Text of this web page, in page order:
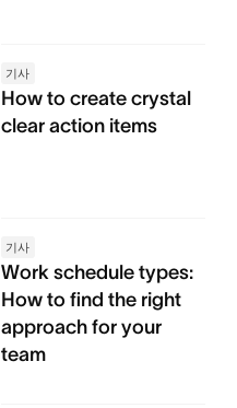
기사
How to create crystal
clear action items
기사
Work schedule types:
How to find the right
approach for your
team